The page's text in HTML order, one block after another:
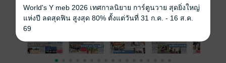
World's Y meb 2026 เทศกาลนิยาย การ์ตูนวาย สุดยิ่งใหญ่
แห่งปี ลดสุดฟิน สูงสุด 80% ตั้งแต่วันที่ 31 ก.ค. - 16 ส.ค.
69